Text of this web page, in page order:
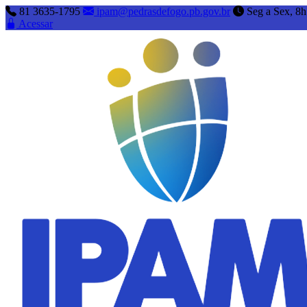
81 3635-1795 ipam@pedrasdefogo.pb.gov.br
Seg a Sex,
Acessar